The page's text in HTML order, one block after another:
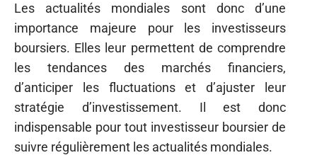
Les actualités mondiales sont donc d’une
importance majeure pour les investisseurs
boursiers. Elles leur permettent de comprendre
les tendances des marchés financiers,
d’anticiper les fluctuations et d’ajuster leur
stratégie d’investissement. Il est donc
indispensable pour tout investisseur boursier de
suivre régulièrement les actualités mondiales.